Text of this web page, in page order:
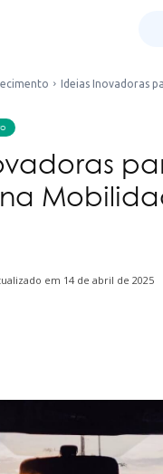
Ideias Inovadoras
em 14 de abril de 2025